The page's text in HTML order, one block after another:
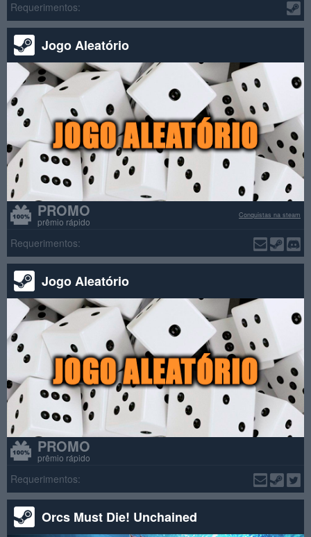
Requerimentos:
Jogo Aleatório
PROMO
prêmio rápido
Conquistas na steam
Requerimentos:
Jogo Aleatório
PROMO
prêmio rápido
Requerimentos:
Orcs Must Die! Unchained